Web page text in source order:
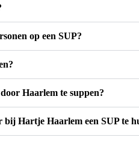
op een SUP?
Haarlem te suppen?
bij Hartje Haarlem een SUP te